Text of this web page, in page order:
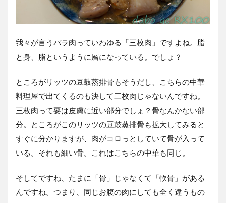
我々が言うバラ肉っていわゆる「三枚肉」ですよね。脂
と身、脂というように層になっている。でしょ？
ところがリッツの豆鼓蒸排骨もそうだし、こちらの中華
料理屋で出てくるのも決して三枚肉じゃないんですね。
三枚肉って要は皮膚に近い部分でしょ？骨なんかない部
分。ところがこのリッツの豆鼓蒸排骨も拡大してみると
すぐに分かりますが、肉がコロっとしていて骨が入って
いる。それも細い骨。これはこちらの中華も同じ。
そしてですね、たまに「骨」じゃなくて「軟骨」がある
んですね。つまり、同じお腹の肉にしても全く違うもの